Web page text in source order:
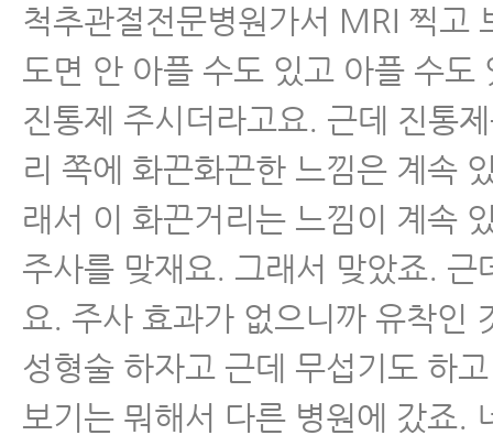
척추관절전문병원가서 MRI 찍고
도면 안 아플 수도 있고 아플 수도
진통제 주시더라고요. 근데 진통
리 쪽에 화끈화끈한 느낌은 계속
래서 이 화끈거리는 느낌이 계속
주사를 맞재요. 그래서 맞았죠. 근
요. 주사 효과가 없으니까 유착인
성형술 하자고 근데 무섭기도 하
보기는 뭐해서 다른 병원에 갔죠.